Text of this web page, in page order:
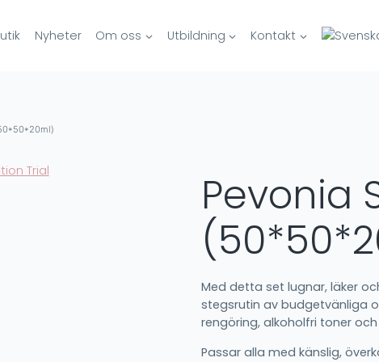
Nyheter Om oss Utbildning Kontakt
Pevonia
Med detta set lugnar, läker
stegsrutin av budgetvänliga
rengöring, alkoholfri toner
Passar alla med känslig,